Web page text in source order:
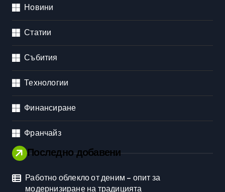
Новини
Статии
Събития
Технологии
Финансиране
Франчайз
Последно добавени
Работно облекло от деним – опит за
модернизиране на традицията